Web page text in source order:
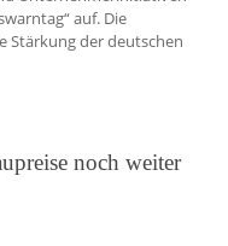
auf. Die
Stärkung der deutschen
noch weiter